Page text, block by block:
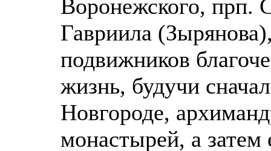
Воронежского, прп.
Гавриила
подвижников
жизнь, будучи
Новгороде,
монастырей, а затем